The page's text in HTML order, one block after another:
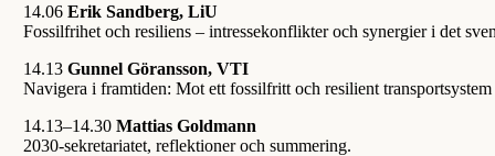
14.06Erik Sandberg, LiU
Fossilfrihet och resiliens – intressekonflikter och synergier i det
14.13Gunnel Göransson, VTI
Navigera i framtiden: Mot ett fossilfritt och resilient
14.13–14.30Mattias Goldmann
2030-sekretariatet, reflektioner och summering.